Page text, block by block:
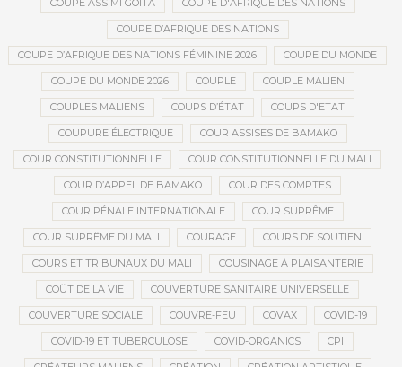
COUPE ASSIMI GOÏTA COUPE D'AFRIQUE DES NATIONS
COUPE D’AFRIQUE DES NATIONS
COUPE D’AFRIQUE DES NATIONS FÉMININE 2026 COUPE DU MONDE
COUPE DU MONDE 2026 COUPLE COUPLE MALIEN
COUPLES MALIENS COUPS D’ÉTAT COUPS D'ETAT
COUPURE ÉLECTRIQUE COUR ASSISES DE BAMAKO
COUR CONSTITUTIONNELLE COUR CONSTITUTIONNELLE DU MALI
COUR D’APPEL DE BAMAKO COUR DES COMPTES
COUR PÉNALE INTERNATIONALE COUR SUPRÊME
COUR SUPRÊME DU MALI COURAGE COURS DE SOUTIEN
COURS ET TRIBUNAUX DU MALI COUSINAGE À PLAISANTERIE
COÛT DE LA VIE COUVERTURE SANITAIRE UNIVERSELLE
COUVERTURE SOCIALE COUVRE-FEU COVAX COVID-19
COVID-19 ET TUBERCULOSE COVID-ORGANICS CPI